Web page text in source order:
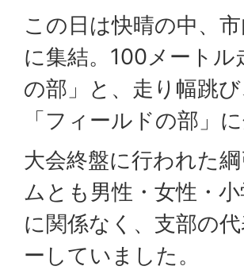
この日は快晴の中、
に集結。100メート
の部」と、走り幅跳
「フィールドの部」
大会終盤に行われた
ムとも男性・女性・
に関係なく、支部の
ーしていました。